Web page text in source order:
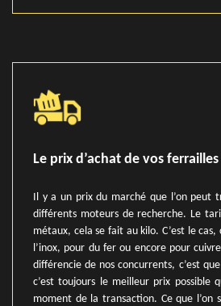
Le prix d’achat de vos
Il y a un prix du marché que l’on peut
différents moteurs de recherche. Le
métaux, cela se fait au kilo. C’est le
l’inox, pour du fer ou encore pour
différencie de nos concurrents, c’est
c’est toujours le meilleur prix possible
moment de la transaction. Ce que l’on